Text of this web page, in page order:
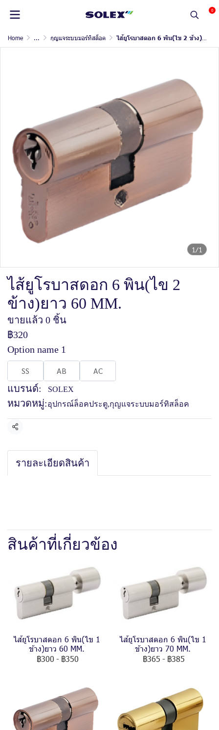
0
Home ... กุญแจระบบมอร์ทิสล็อค ไส้ยูโรบาสดอก 6 พิน(ไข 2 ข้าง)ยาว 60 MM.
1/1
ไส้ยูโรบาสดอก 6 พิน(ไข 2
ข้าง)ยาว 60 MM.
ขายแล้ว 0 ชิ้น
฿320
Option name 1
SS AB AC
แบรนด์: SOLEX
หมวดหมู่:อุปกรณ์ล็อคประตู,กุญแจระบบมอร์ทิสล็อค
แชร์
รายละเอียดสินค้า
สินค้าที่เกี่ยวข้อง
ไส้ยูโรบาสดอก 6 พิน(ไข 1
ข้าง)ยาว 60 MM.
฿300 - ฿350
ไส้ยูโรบาสดอก 6 พิน(ไข 1
ข้าง)ยาว 70 MM.
฿365 - ฿385